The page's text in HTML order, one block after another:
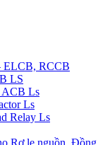
ELCB, RCCB
LS
ACB Ls
Ls
Relay Ls
le nguồn, Đồng